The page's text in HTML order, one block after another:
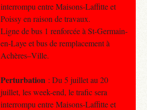
interrompu entre Maisons-Laffitte et
Poissy en raison de travaux.
Ligne de bus 1 renforcée à St-Germain-
en-Laye et bus de remplacement à
Achères–Ville.
Perturbation : Du 5 juillet au 20
juillet, les week-end, le trafic sera
interrompu entre Maisons-Laffitte et